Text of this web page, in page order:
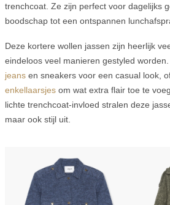
trenchcoat. Ze zijn perfect voor dagelijks
boodschap tot een ontspannen
Deze kortere wollen jassen zijn heerlijk
eindeloos veel manieren gestyled
jeans en sneakers voor een casual look,
enkellaarsjes om wat extra flair toe te
lichte trenchcoat-invloed stralen deze
maar ook stijl uit.